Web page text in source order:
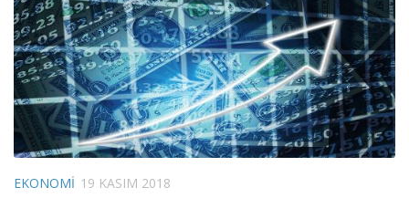
EKONOMI 19 KASIM 2018